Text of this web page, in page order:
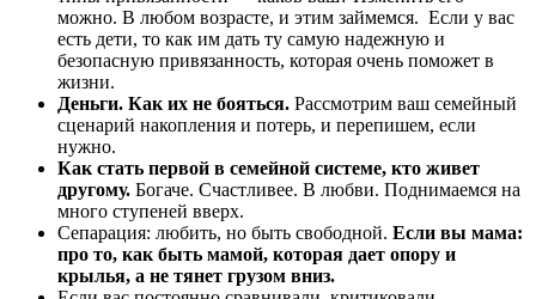
можно. В любом возрасте, и этим займемся. Если у вас
есть дети, то как им дать ту самую надежную и
безопасную привязанность, которая очень поможет в
жизни.
Деньги. Как их не бояться. Рассмотрим ваш семейный
сценарий накопления и потерь, и перепишем, если
нужно.
Как стать первой в семейной системе, кто живет
другому. Богаче. Счастливее. В любви. Поднимаемся на
много ступеней вверх.
Сепарация: любить, но быть свободной. Если вы мама:
про то, как быть мамой, которая дает опору и
крылья, а не тянет грузом вниз.